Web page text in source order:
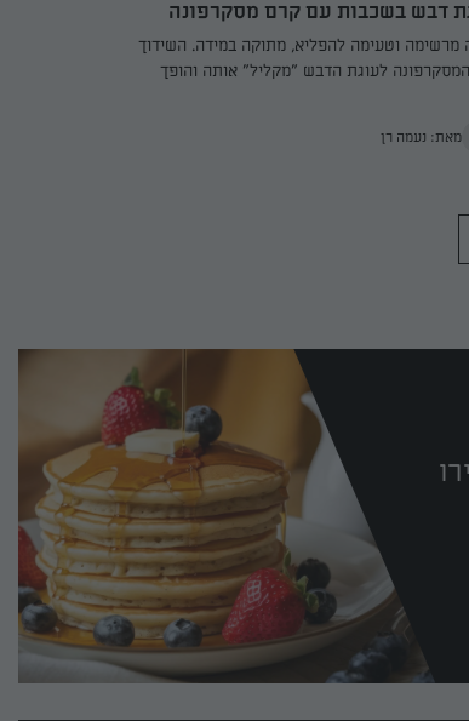
דבש בשכבות עם קרם מסקרפונה
מרשימה וטעימה להפליא, מתוקה במידה. השידוך
לעוגת הדבש "מקליל" אותה והופך
מאת: נעמה רן